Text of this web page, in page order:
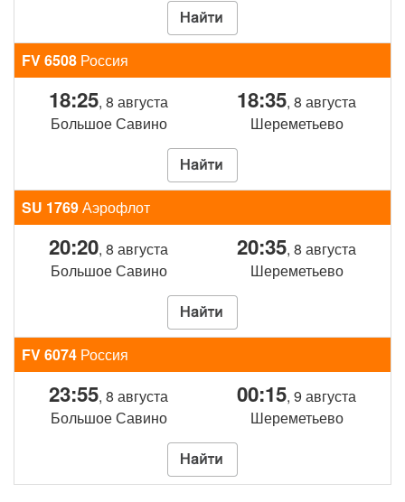
FV 6508 Россия
18:25, 8 августа
Большое Савино
18:35, 8 августа
Шереметьево
SU 1769Аэрофлот
20:20, 8 августа
Большое Савино
20:35, 8 августа
Шереметьево
FV 6074 Россия
23:55, 8 августа
Большое Савино
00:15, 9 августа
Шереметьево